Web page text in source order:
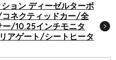
ョン ディーゼルターボ
ネクティッドカー/全
/10.25インチモニタ
アゲート/シートヒータ